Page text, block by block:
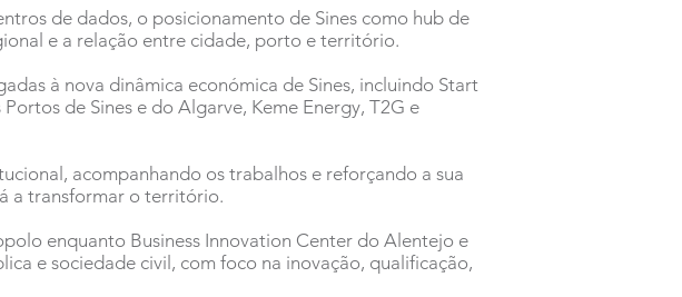
de dados, o posicionamento de Sines como hub de
e a relação entre cidade, porto e território.
à nova dinâmica económica de Sines, incluindo Start
de Sines e do Algarve, Keme Energy, T2G e
acompanhando os trabalhos e reforçando a sua
a transformar o território.
enquanto Business Innovation Center do Alentejo e
e sociedade civil, com foco na inovação, qualificação,